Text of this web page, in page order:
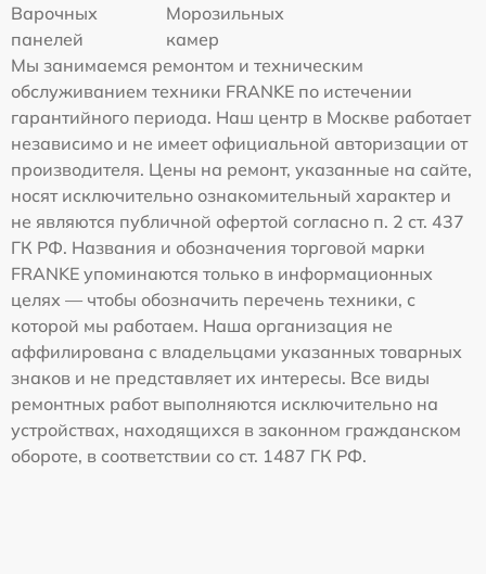
Варочных
панелей
Морозильных
камер
Мы занимаемся ремонтом и техническим
обслуживанием техники FRANKE по истечении
гарантийного периода. Наш центр в Москве работает
независимо и не имеет официальной авторизации от
производителя. Цены на ремонт, указанные на сайте,
носят исключительно ознакомительный характер и
не являются публичной офертой согласно п. 2 ст. 437
ГК РФ. Названия и обозначения торговой марки
FRANKE упоминаются только в информационных
целях — чтобы обозначить перечень техники, с
которой мы работаем. Наша организация не
аффилирована с владельцами указанных товарных
знаков и не представляет их интересы. Все виды
ремонтных работ выполняются исключительно на
устройствах, находящихся в законном гражданском
обороте, в соответствии со ст. 1487 ГК РФ.